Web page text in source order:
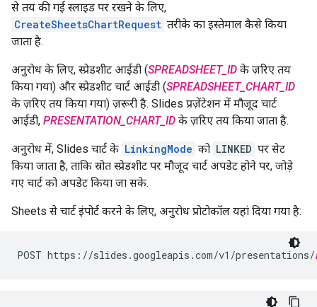
से तय की गई स्लाइड पर रखने के लिए,
CreateSheetsChartRequest तरीके का इस्तेमाल कैसे किया
जाता है.
अनुरोध के लिए, स्प्रेडशीट आईडी (SPREADSHEET_ID के ज़रिए तय
किया गया) और स्प्रेडशीट चार्ट आईडी (SPREADSHEET_CHART_ID
के ज़रिए तय किया गया) ज़रूरी है. Slides प्रज़ेंटेशन में मौजूद चार्ट
आईडी, PRESENTATION_CHART_ID के ज़रिए तय किया जाता है.
अनुरोध में, Slides चार्ट के LinkingMode को LINKED पर सेट
किया जाता है, ताकि स्रोत स्प्रेडशीट पर मौजूद चार्ट अपडेट होने पर, जोड़े
गए चार्ट को अपडेट किया जा सके.
Sheets से चार्ट इंपोर्ट करने के लिए, अनुरोध प्रोटोकॉल यहां दिया गया है:
POST https://slides.googleapis.com/v1/presentations/